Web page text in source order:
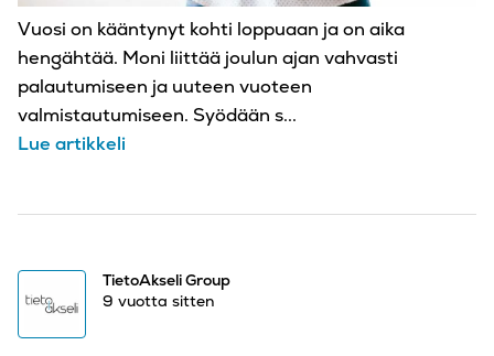
Vuosi on kääntynyt kohti loppuaan ja on aika
hengähtää. Moni liittää joulun ajan vahvasti
palautumiseen ja uuteen vuoteen
valmistautumiseen. Syödään s...
Lue artikkeli
TietoAkseli Group
9 vuotta sitten